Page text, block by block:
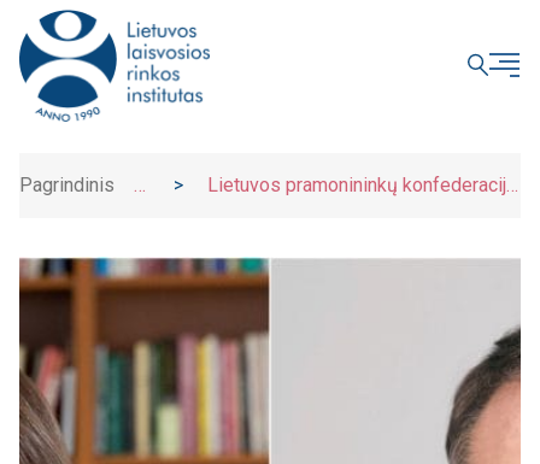
Pagrindinis
>
>
Lietuvos pramonininkų konfederacija
atsigavimui ir transformacijai
UŽDARYTI